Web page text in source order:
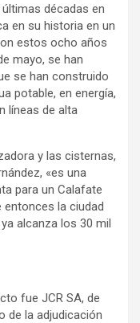
décadas en
en su historia en un
estos ocho años
mayo, se han
se han construido
potable, en energía,
líneas de alta
y las cisternas,
«es una
para un Calafate
entonces la ciudad
alcanza los 30 mil
fue JCR SA, de
de la adjudicación